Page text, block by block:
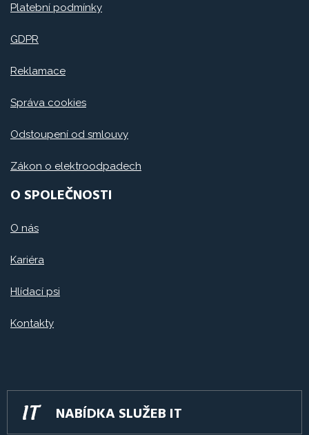
Platební podmínky
GDPR
Reklamace
Správa cookies
Odstoupení od smlouvy
Zákon o elektroodpadech
O SPOLEČNOSTI
O nás
Kariéra
Hlídací psi
Kontakty
NABÍDKA SLUŽEB IT